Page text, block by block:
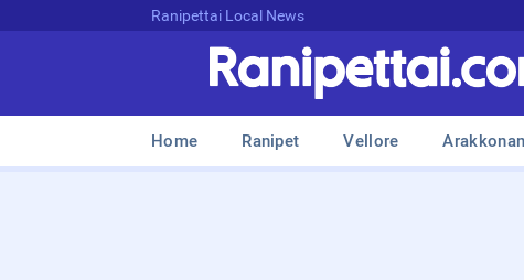
Ranipettai Local News
Home Ranipet Vellore